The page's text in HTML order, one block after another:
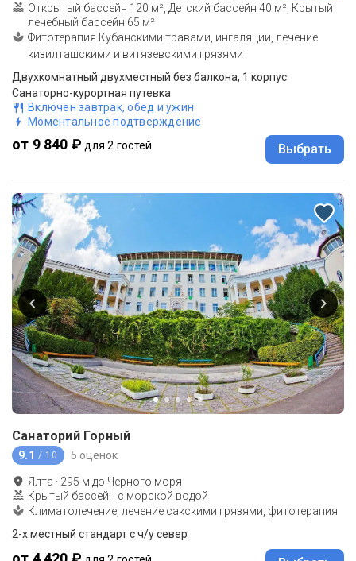
Открытый бассейн 120 м², Детский бассейн 40 м², Крытый
лечебный бассейн 65 м²
Фитотерапия Кубанскими травами, ингаляции, лечение
кизилташскими и витязевскими грязями
Двухкомнатный двухместный без балкона, 1 корпус
Санаторно-курортная путевка
Включен завтрак, обед и ужин
Моментальное подтверждение
от 9 840 ₽ для 2 гостей Выбрать
Санаторий Горный
9.1 / 10 5 оценок
Ялта · 295 м до Черного моря
Крытый бассейн с морской водой
Климатолечение, лечение сакскими грязями, фитотерапия
2-x местный стандарт с ч/у север